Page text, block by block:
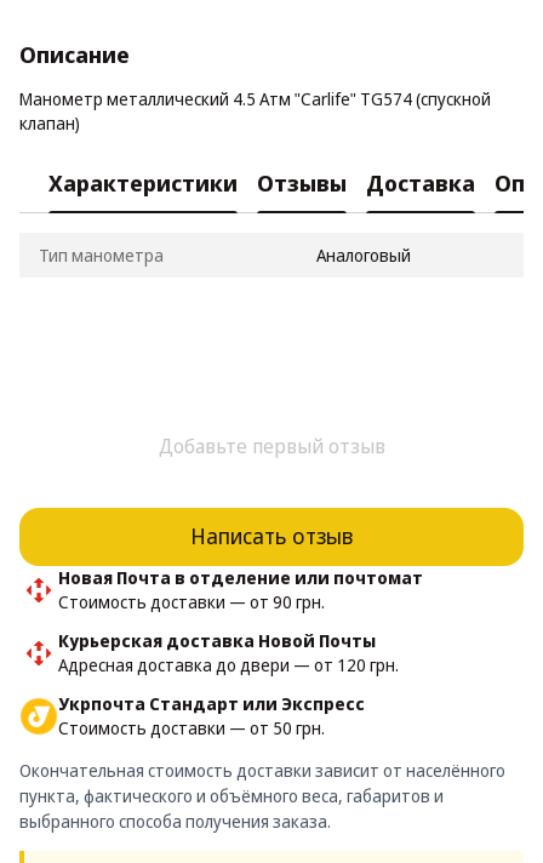
Описание
Манометр металлический 4.5 Атм "Carlife" TG574 (спускной
клапан)
Характеристики Отзывы Доставка
Тип манометра Аналоговый
Добавьте первый отзыв
Написать отзыв
Новая Почта в отделение или почтомат
Стоимость доставки — от 90 грн.
Курьерская доставка Новой Почты
Адресная доставка до двери — от 120 грн.
Укрпочта Стандарт или Экспресс
Стоимость доставки — от 50 грн.
Окончательная стоимость доставки зависит от населённого
пункта, фактического и объёмного веса, габаритов и
выбранного способа получения заказа.